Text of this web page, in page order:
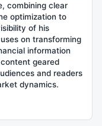
combining clear
optimization to
of his
on transforming
information
geared
and readers
dynamics.